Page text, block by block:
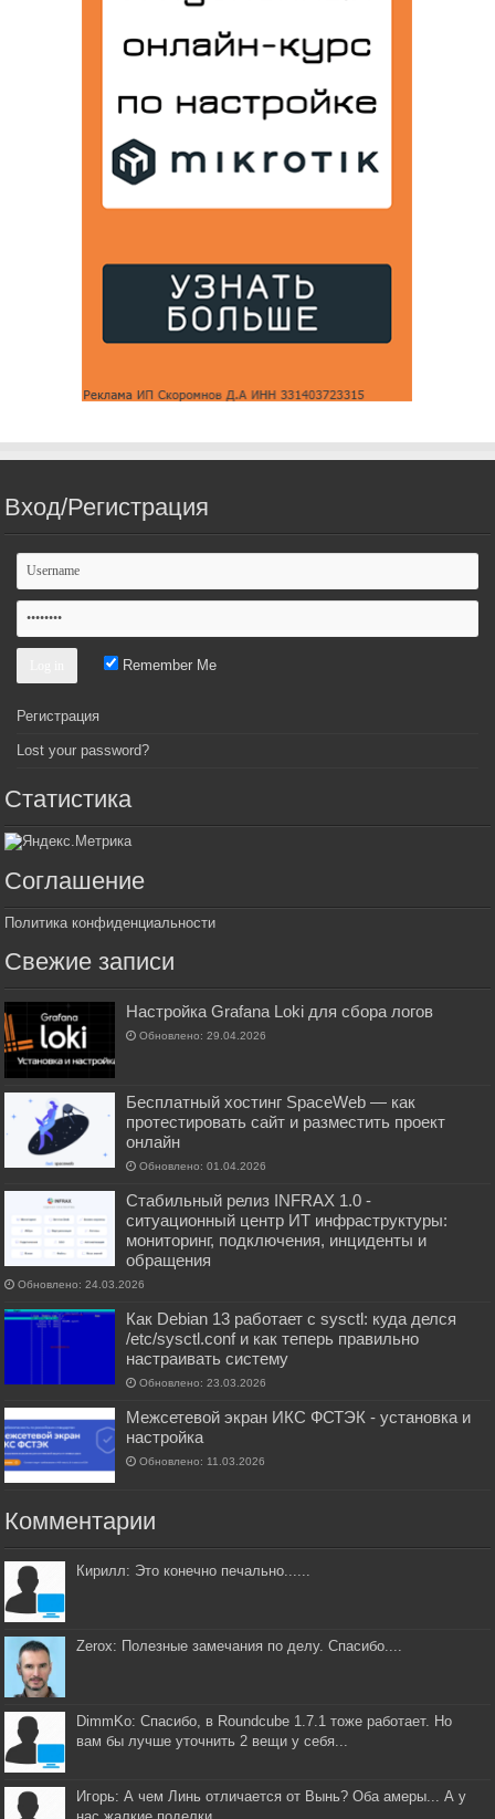
Вход/Регистрация
Remember Me
Регистрация
Lost your password?
Статистика
Соглашение
Политика конфиденциальности
Свежие записи
Настройка Grafana Loki для сбора логов
Обновлено: 29.04.2026
Бесплатный хостинг SpaceWeb — как
протестировать сайт и разместить проект
онлайн
Обновлено: 01.04.2026
Стабильный релиз INFRAX 1.0 -
ситуационный центр ИТ инфраструктуры:
мониторинг, подключения, инциденты и
обращения
Обновлено: 24.03.2026
Как Debian 13 работает с sysctl: куда делся
/etc/sysctl.conf и как теперь правильно
настраивать систему
Обновлено: 23.03.2026
Межсетевой экран ИКС ФСТЭК - установка и
настройка
Обновлено: 11.03.2026
Комментарии
Кирилл: Это конечно печально......
Zerox: Полезные замечания по делу. Спасибо....
DimmKo: Спасибо, в Roundcube 1.7.1 тоже работает. Но
вам бы лучше уточнить 2 вещи у себя...
Игорь: А чем Линь отличается от Вынь? Оба амеры... А у